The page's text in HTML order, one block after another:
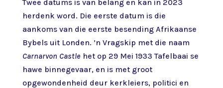
Twee datums is van belang en kan in 2023
herdenk word. Die eerste datum is die
aankoms van die eerste besending Afrikaanse
Bybels uit Londen. ’n Vragskip met die naam
Carnarvon Castlehet op 29 Mei 1933 Tafelbaai se
hawe binnegevaar, en is met groot
opgewondenheid deur kerkleiers, politici en